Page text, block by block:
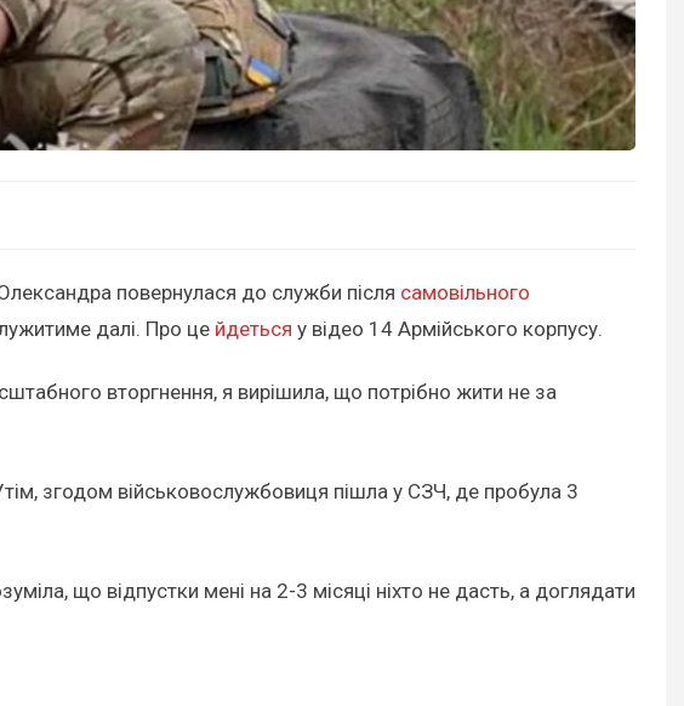
повернулася до служби після самовільного
далі. Про це йдеться у відео 14 Армійського корпусу.
вторгнення, я вирішила, що потрібно жити не за
згодом військовослужбовиця пішла у СЗЧ, де пробула 3
що відпустки мені на 2-3 місяці ніхто не дасть, а доглядати